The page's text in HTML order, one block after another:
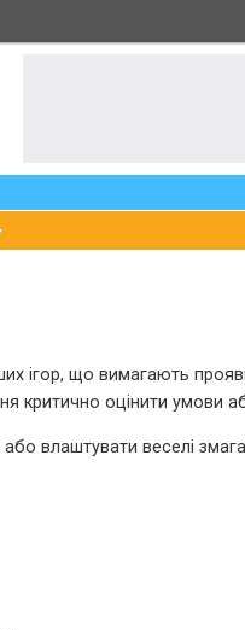
ігор, що вимагають
критично оцінити умови
влаштувати веселі